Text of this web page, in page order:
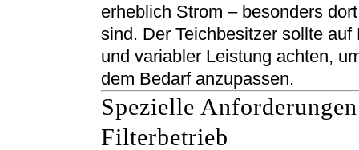
erheblich Strom – besonders
sind. Der Teichbesitzer sollte
und variabler Leistung achten,
dem Bedarf anzupassen.
Spezielle
Filterbetrieb